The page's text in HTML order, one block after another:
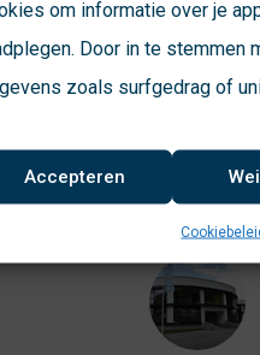
om informatie over je
Door in te stemmen
zoals surfgedrag of
Accepteren